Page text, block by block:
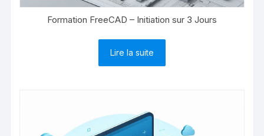
Formation FreeCAD – Initiation sur 3 Jours
Lire la suite